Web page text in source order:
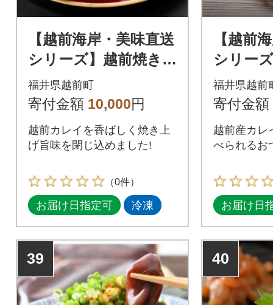
【越前海岸・美味直送
シリーズ】越前焼き赤
かれい 5尾入
福井県越前町
寄付金額 10,000円
越前カレイを香ばしく焼き上
げ旨味を閉じ込めました!
（0件）
お届け日指定可 冷凍
【越前
シリー
餅
福井県越前
寄付金額
越前産カレ
べられるお
お届け日
39 40